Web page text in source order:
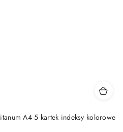
A4 5 kartek indeksy kolorowe